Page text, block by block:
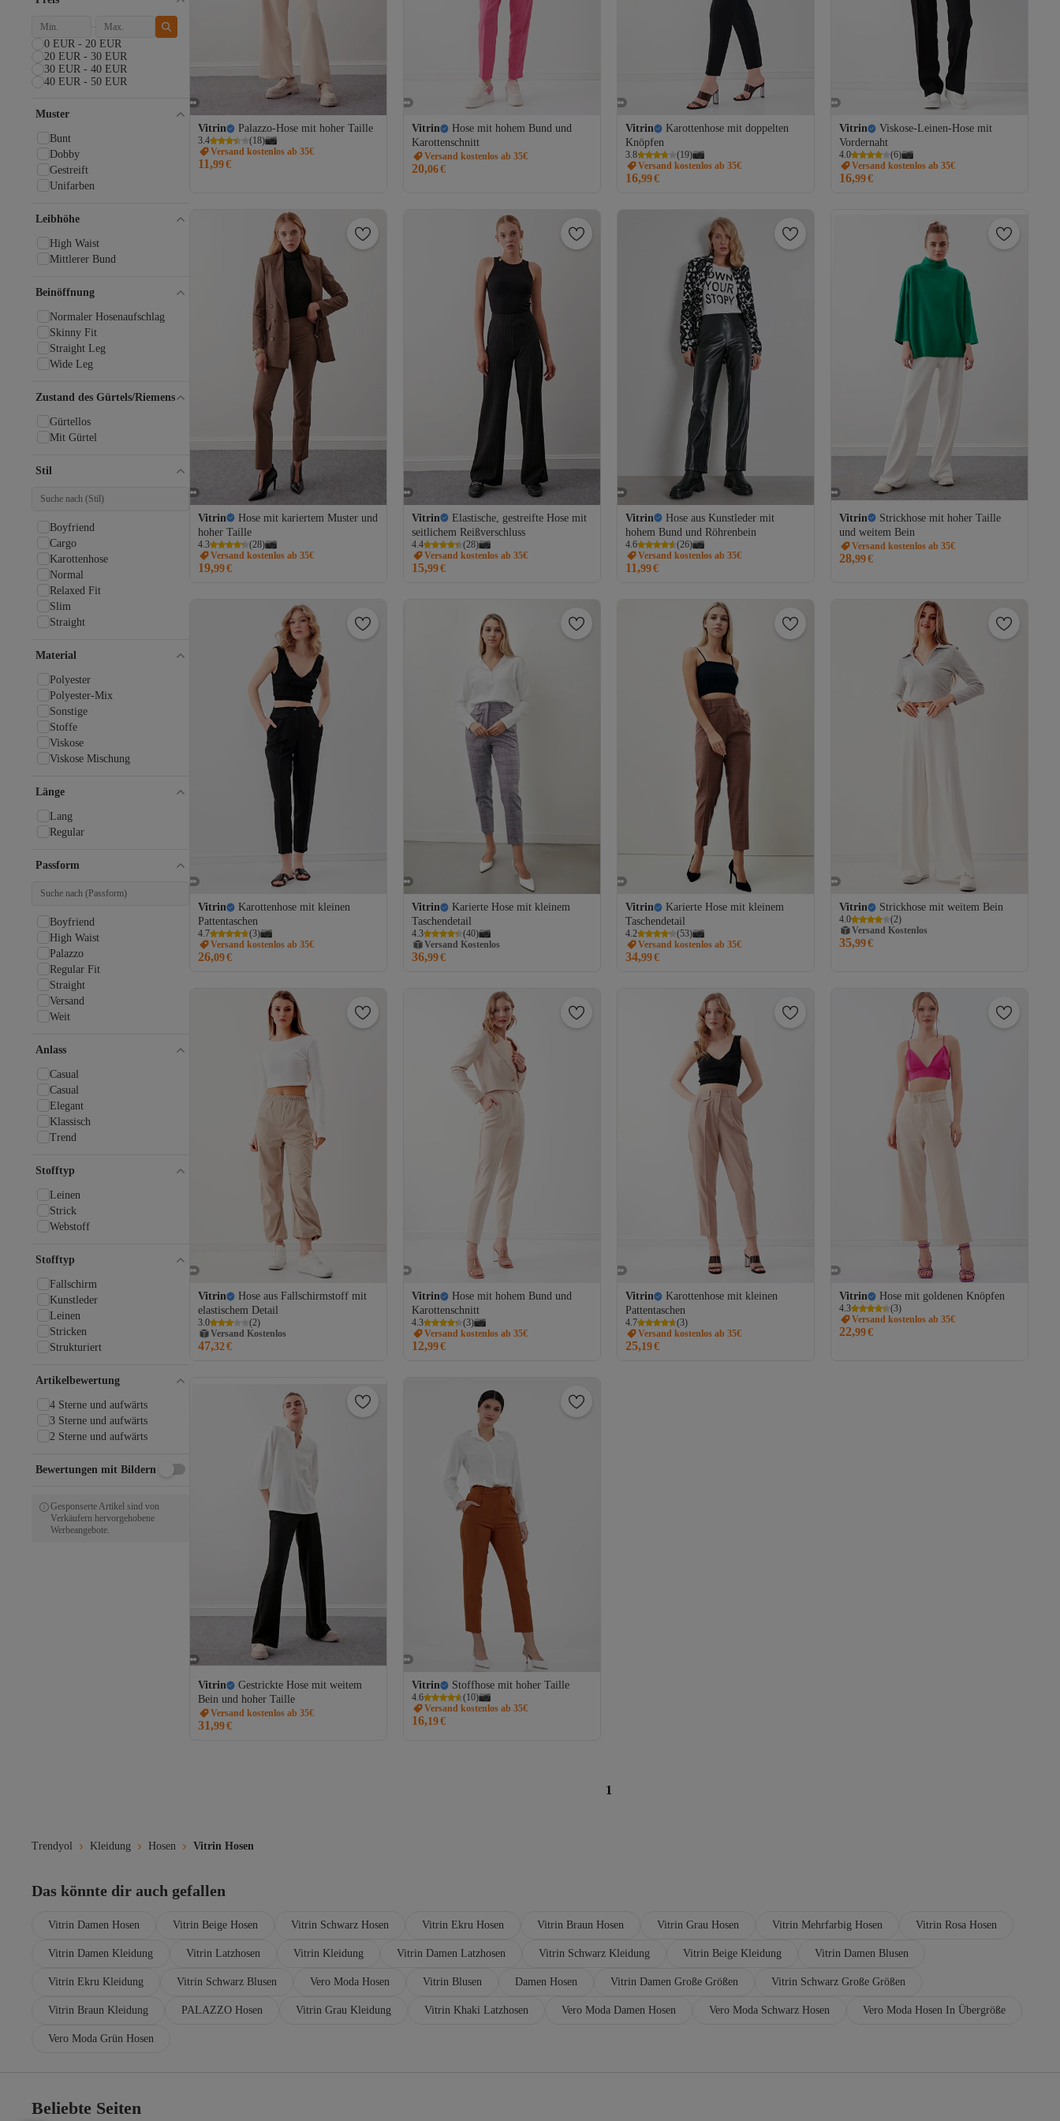
Vitrin Palazzo-Hose mit hoher Taille
3.4 (18)
Versand kostenlos ab 35€
11,99€
Vitrin
Hose mit hohem Bund und
Karottenschnitt
Versand kostenlos ab 35€
20,06€
Vitrin
Karottenhose mit doppelten
Knöpfen
3.8 (19)
Versand kostenlos ab 35€
16,99€
Vitrin
Viskose-Leinen-Hose mit
Vordernaht
4.0 (6)
Versand kostenlos ab 35€
16,99€
Vitrin
Hose mit kariertem Muster und
hoher Taille
4.3 (28)
Versand kostenlos ab 35€
19,99€
Vitrin
Elastische, gestreifte Hose mit
seitlichem Reißverschluss
4.4 (28)
Versand kostenlos ab 35€
15,99€
Vitrin
Hose aus Kunstleder mit
hohem Bund und Röhrenbein
4.6 (26)
Versand kostenlos ab 35€
11,99€
Vitrin
Strickhose mit hoher Taille
und weitem Bein
Versand kostenlos ab 35€
28,99€
Vitrin
Karottenhose mit kleinen
Pattentaschen
4.7 (3)
Versand kostenlos ab 35€
26,09€
Vitrin
Karierte Hose mit kleinem
Taschendetail
4.3 (40)
Versand Kostenlos
Gratis Versand
36,99€
Vitrin
Karierte Hose mit kleinem
Taschendetail
4.2 (53)
Versand kostenlos ab 35€
34,99€
Vitrin Strickhose mit weitem Bein
4.0 (2)
Versand Kostenlos
Gratis Versand
35,99€
Vitrin
Hose aus Fallschirmstoff mit
elastischem Detail
3.0 (2)
Versand Kostenlos
Gratis Versand
47,32€
Vitrin
Hose mit hohem Bund und
Karottenschnitt
4.3 (3)
Versand kostenlos ab 35€
12,99€
Vitrin
Karottenhose mit kleinen
Pattentaschen
4.7 (3)
Versand kostenlos ab 35€
25,19€
Vitrin Hose mit goldenen Knöpfen
4.3 (3)
Versand kostenlos ab 35€
22,99€
Vitrin
Gestrickte Hose mit weitem
Bein und hoher Taille
Versand kostenlos ab 35€
31,99€
Vitrin Stoffhose mit hoher Taille
4.6 (10)
Versand kostenlos ab 35€
16,19€
1
Alpha Industries
Altınyıldız Classics
Alvina
armonika
Askı Nişantaşı
Avva
bayansepeti
BEJNA
benguen
BEŞİR GİYİM
Bigdart
Black Fashion
bombe
Brax
Bürke
Calvin Klein
Carhartt
CEDY DENIM
Champion
Chiccy
Cigit
Civil
Civil Boys
Colin’s
comstar
Cool & Sexy
D'S Damat
Dagi
Dark Seer
DAXİS Sportwear Company
deafox
Delpino
Denokids
Dickies
Domoda
DoReMi
Dreimaster
Edit by Trendyol
Ellesse
ESRAHELVACI
ETHIQUET
Faina
Fila
Fullamoda
Funky Rocks
Gant
GATTA
GB Baby
George Henry
Ghassy Co
GOLDENBAY
Güneşkızı
Guess
HAKKE
Hanro
Hersteller
HOLLY LOLLY
İmajButik
InStyle
İpekyol
Jack & Jones Junior
Jimmy Key
Join Us
JU
Juste Studio
Kids Only
Kiğılı
Lacoste
Laluvia
Layette
Lee
leilas
Lil' Atelier
Lil' Atelier Baby
LİMABEL
mezozoik
MISS IPEKYOL
ModaMihram
Modamorfo
MOONBULL
Mustang
Myline
mymoda
0 EUR - 20 EUR
20 EUR - 30 EUR
30 EUR - 40 EUR
40 EUR - 50 EUR
Muster
Bunt
Dobby
Gestreift
Unifarben
Leibhöhe
High Waist
Mittlerer Bund
Beinöffnung
Normaler Hosenaufschlag
Skinny Fit
Straight Leg
Wide Leg
Zustand des Gürtels/Riemens
Gürtellos
Mit Gürtel
Stil
Boyfriend
Cargo
Karottenhose
Normal
Relaxed Fit
Slim
Straight
Material
Polyester
Polyester-Mix
Sonstige
Stoffe
Viskose
Viskose Mischung
Länge
Lang
Regular
Passform
Boyfriend
High Waist
Palazzo
Regular Fit
Straight
Versand
Weit
Anlass
Casual
Casual
Elegant
Klassisch
Trend
Stofftyp
Leinen
Strick
Webstoff
Stofftyp
Fallschirm
Kunstleder
Leinen
Stricken
Strukturiert
Artikelbewertung
4 Sterne und aufwärts
3 Sterne und aufwärts
2 Sterne und aufwärts
Bewertungen mit Bildern
Gesponserte Artikel sind von
Verkäufern hervorgehobene
Werbeangebote.
Trendyol Kleidung Hosen Vitrin Hosen
Das könnte dir auch gefallen
Vitrin Damen Hosen Vitrin Beige Hosen Vitrin Schwarz Hosen Vitrin Ekru Hosen Vitrin Braun Hosen Vitrin Grau Hosen Vitrin Mehrfarbig Hosen Vitrin Rosa Hosen
Vitrin Damen Kleidung Vitrin Latzhosen Vitrin Kleidung Vitrin Damen Latzhosen Vitrin Schwarz Kleidung Vitrin Beige Kleidung Vitrin Damen Blusen
Vitrin Ekru Kleidung Vitrin Schwarz Blusen Vero Moda Hosen Vitrin Blusen Damen Hosen Vitrin Damen Große Größen Vitrin Schwarz Große Größen
Vitrin Braun Kleidung PALAZZO Hosen Vitrin Grau Kleidung Vitrin Khaki Latzhosen Vero Moda Damen Hosen Vero Moda Schwarz Hosen Vero Moda Hosen In Übergröße
Vero Moda Grün Hosen
Beliebte Seiten